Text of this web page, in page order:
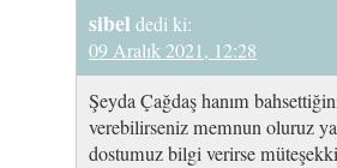
sibel dedi ki:
09 Aralık 2021, 12:28
Şeyda Çağdaş hanım
verebilirseniz memnun oluruz
dostumuz bilgi verirse